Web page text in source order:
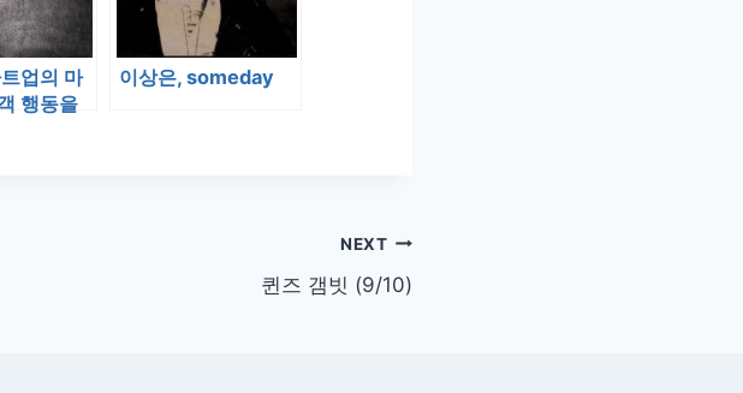
업의 마
행동을
이상은, someday
NEXT
퀸즈 갬빗 (9/10)